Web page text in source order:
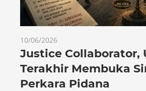
10/06/2026
Justice Collaborator,
Terakhir Membuka
Perkara Pidana